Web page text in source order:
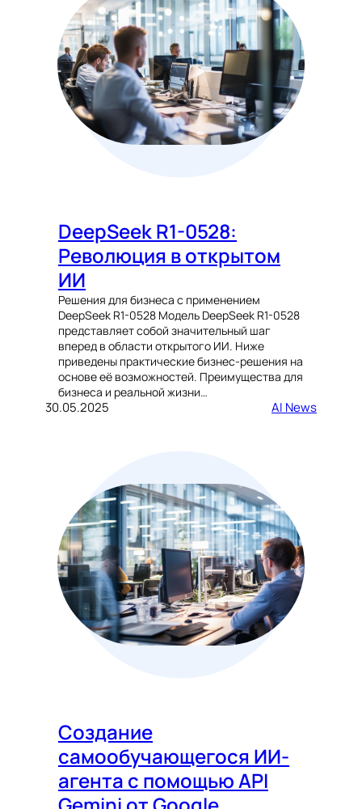
DeepSeek R1-0528:
Революция в открытом
ИИ
Решения для бизнеса с применением
DeepSeek R1-0528 Модель DeepSeek R1-0528
представляет собой значительный шаг
вперед в области открытого ИИ. Ниже
приведены практические бизнес-решения на
основе её возможностей. Преимущества для
бизнеса и реальной жизни…
30.05.2025 AI News
Создание
самообучающегося ИИ-
агента с помощью API